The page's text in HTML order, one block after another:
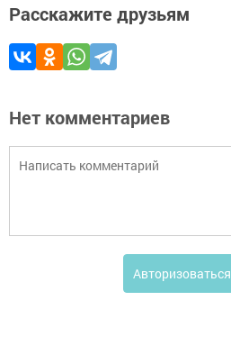
Расскажите друзьям
Нет комментариев
Авторизоваться